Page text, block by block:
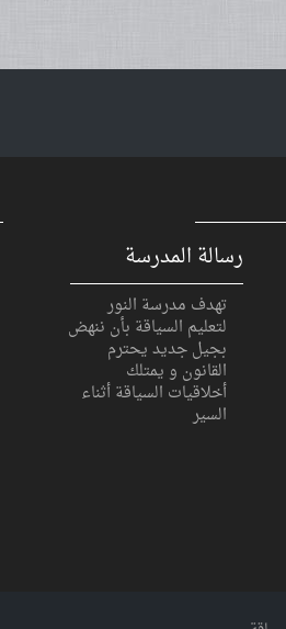
رسالة المدرسة
تهدف مدرسة النور
لتعليم السياقة بأن ننهض
بجيل جديد يحترم
القانون و يمتلك
أخلاقيات السياقة أثناء
السير